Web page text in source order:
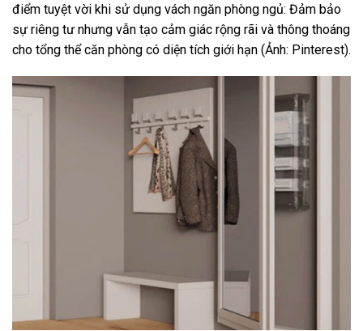
điểm tuyệt vời khi sử dụng vách ngăn phòng ngủ: Đảm bảo
sự riêng tư nhưng vẫn tạo cảm giác rộng rãi và thông thoáng
cho tổng thể căn phòng có diện tích giới hạn (Ảnh: Pinterest).